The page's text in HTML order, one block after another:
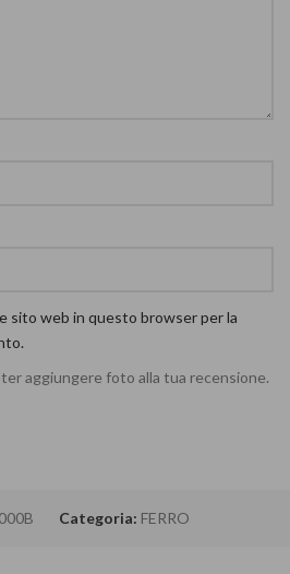
sito web in questo browser per la
aggiungere foto alla tua recensione.
Categoria: FERRO